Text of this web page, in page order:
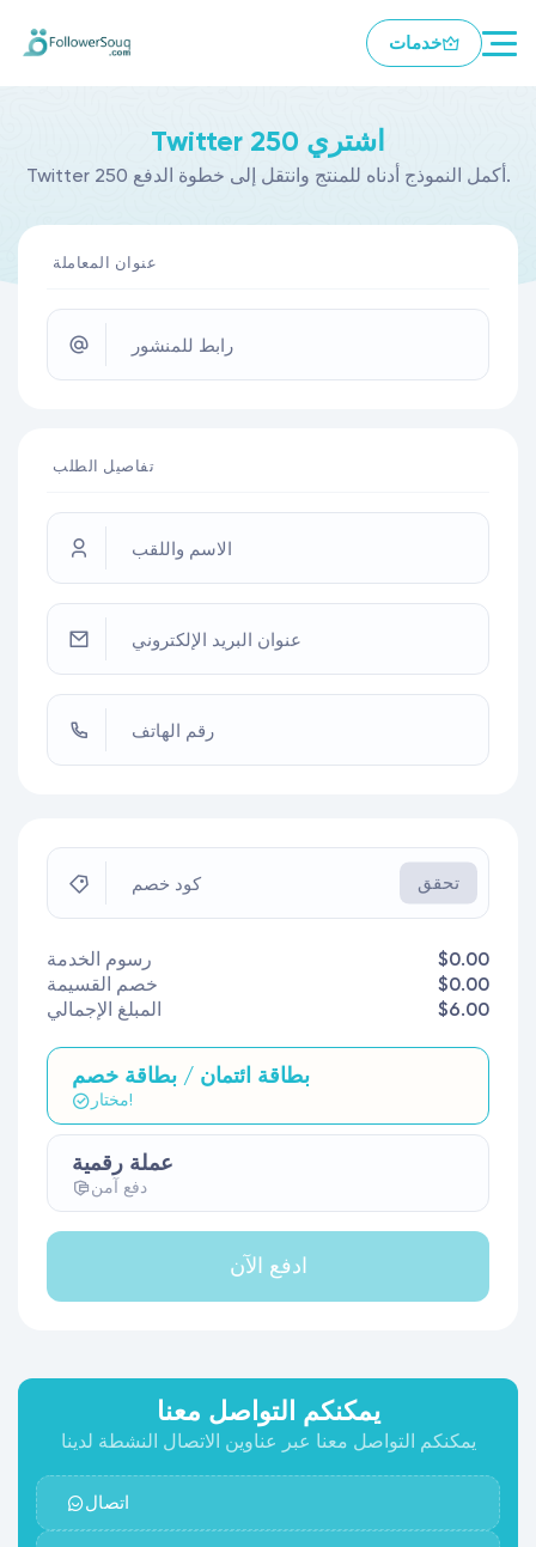
خدمات
Twitter 250 اشتري
Twitter 250 أكمل النموذج أدناه للمنتج وانتقل إلى خطوة الدفع.
عنوان المعاملة
رابط للمنشور
تفاصيل الطلب
الاسم واللقب
عنوان البريد الإلكتروني
رقم الهاتف
كود خصم تحقق
رسوم الخدمة
$0.00
خصم القسيمة
$0.00
المبلغ الإجمالي
$6.00
بطاقة ائتمان / بطاقة خصم
مختار!
عملة رقمية
دفع آمن
ادفع الآن
يمكنكم التواصل معنا
يمكنكم التواصل معنا عبر عناوين الاتصال النشطة لدينا
اتصال